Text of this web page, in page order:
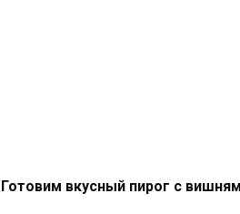
Готовим вкусный пирог с